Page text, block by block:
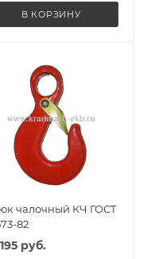
В КОРЗИНУ
чалочный КЧ ГОСТ
82
195 руб.